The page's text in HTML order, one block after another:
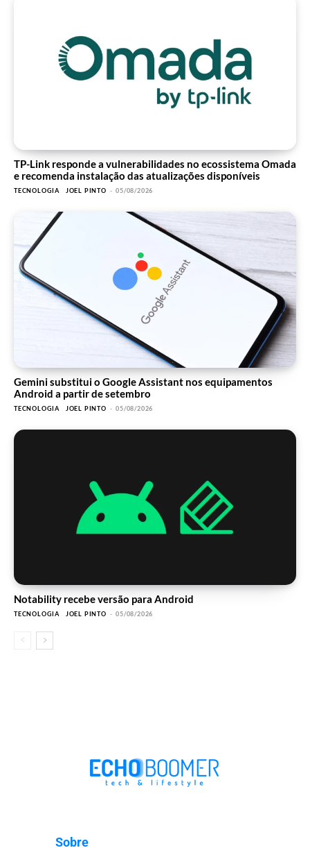
TP-Link responde a vulnerabilidades no ecossistema Omada
e recomenda instalação das atualizações disponíveis
TECNOLOGIA JOEL PINTO - 05/08/2026
Gemini substitui o Google Assistant nos equipamentos
Android a partir de setembro
TECNOLOGIA JOEL PINTO - 05/08/2026
Notability recebe versão para Android
TECNOLOGIA JOEL PINTO - 05/08/2026
Sobre